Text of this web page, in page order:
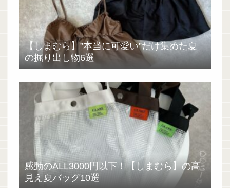
【しまむら】”本当に可愛い”だけ集めた夏
の掘り出し物6選
感動のALL3000円以下！【しまむら】の高
見え夏バッグ10選